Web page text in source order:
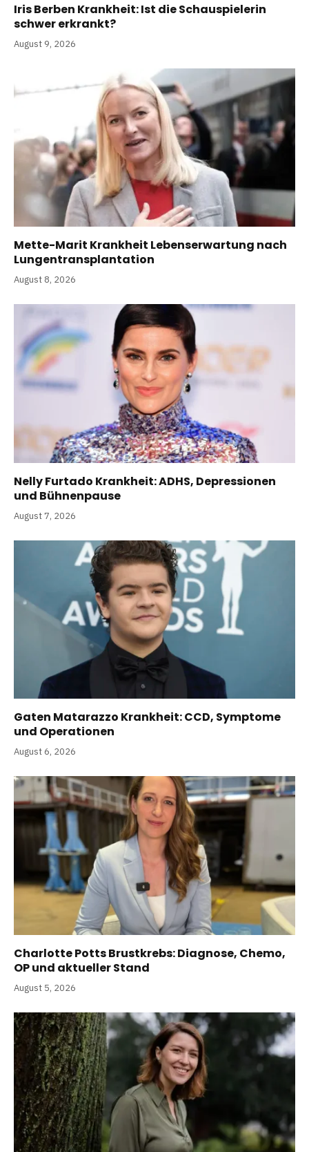
Iris Berben Krankheit: Ist die Schauspielerin
schwer erkrankt?
August 9, 2026
Mette-Marit Krankheit Lebenserwartung nach
Lungentransplantation
August 8, 2026
Nelly Furtado Krankheit: ADHS, Depressionen
und Bühnenpause
August 7, 2026
Gaten Matarazzo Krankheit: CCD, Symptome
und Operationen
August 6, 2026
Charlotte Potts Brustkrebs: Diagnose, Chemo,
OP und aktueller Stand
August 5, 2026